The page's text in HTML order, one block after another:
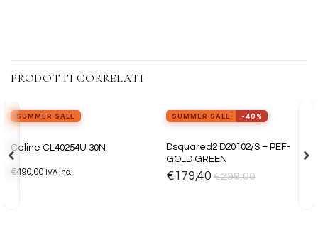
PRODOTTI CORRELATI
SUMMER SALE
Celine CL40254U 30N
€490,00 IVA inc.
Aggiungi
alla lista
SUMMER SALE -40%
Dsquared2 D20102/S – PEF-
GOLD GREEN
€179,40 €299,00